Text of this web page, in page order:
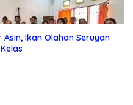
Ikan Olahan Seruyan